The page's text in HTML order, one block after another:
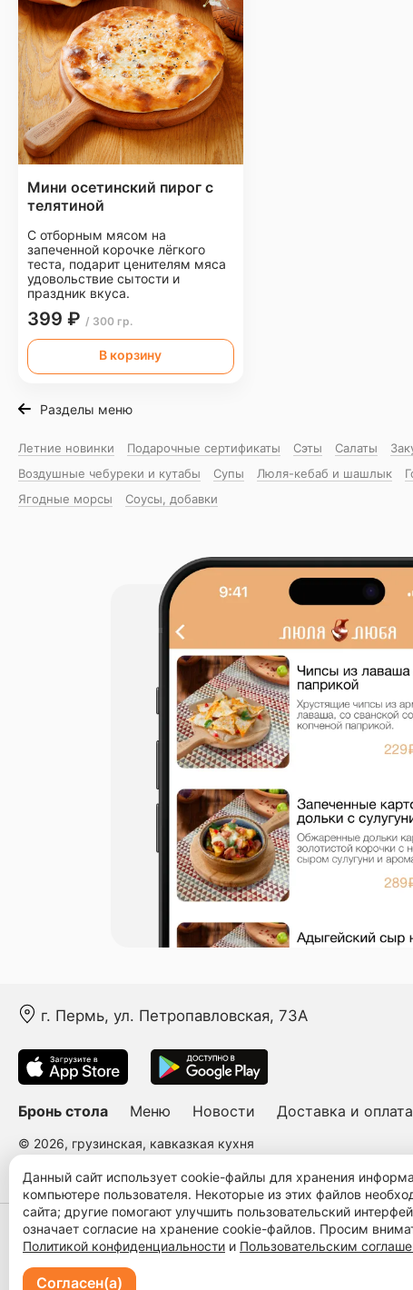
Мини осетинский пирог с
телятиной
С отборным мясом на
запеченной корочке лёгкого
теста, подарит ценителям мяса
удовольствие сытости и
праздник вкуса.
399 ₽ / 300 гр.
В корзину
Разделы меню
Летние новинки Подарочные сертификаты Сэты Салаты
Воздушные чебуреки и кутабы
Супы Люля-кебаб и шашлык
Ягодные морсы
Соусы, добавки
г. Пермь, ул. Петропавловская, 73А
Бронь стола Меню Новости Доставка и оплата
© 2026, грузинская, кавказкая кухня
Данный сайт использует cookie-файлы для хранения
компьютере пользователя. Некоторые из этих файлов
сайта; другие помогают улучшить пользовательский
означает согласие на хранение cookie-файлов. Просим
Политикой конфиденциальности и Пользовательским
Согласен(а)